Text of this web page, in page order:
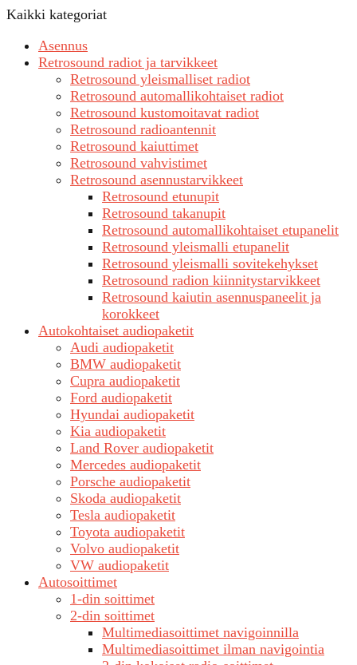
Kaikki kategoriat
Asennus
Retrosound radiot ja tarvikkeet
Retrosound yleismalliset radiot
Retrosound automallikohtaiset radiot
Retrosound kustomoitavat radiot
Retrosound radioantennit
Retrosound kaiuttimet
Retrosound vahvistimet
Retrosound asennustarvikkeet
Retrosound etunupit
Retrosound takanupit
Retrosound automallikohtaiset etupanelit
Retrosound yleismalli etupanelit
Retrosound yleismalli sovitekehykset
Retrosound radion kiinnitystarvikkeet
Retrosound kaiutin asennuspaneelit ja
korokkeet
Autokohtaiset audiopaketit
Audi audiopaketit
BMW audiopaketit
Cupra audiopaketit
Ford audiopaketit
Hyundai audiopaketit
Kia audiopaketit
Land Rover audiopaketit
Mercedes audiopaketit
Porsche audiopaketit
Skoda audiopaketit
Tesla audiopaketit
Toyota audiopaketit
Volvo audiopaketit
VW audiopaketit
Autosoittimet
1-din soittimet
2-din soittimet
Multimediasoittimet navigoinnilla
Multimediasoittimet ilman navigointia